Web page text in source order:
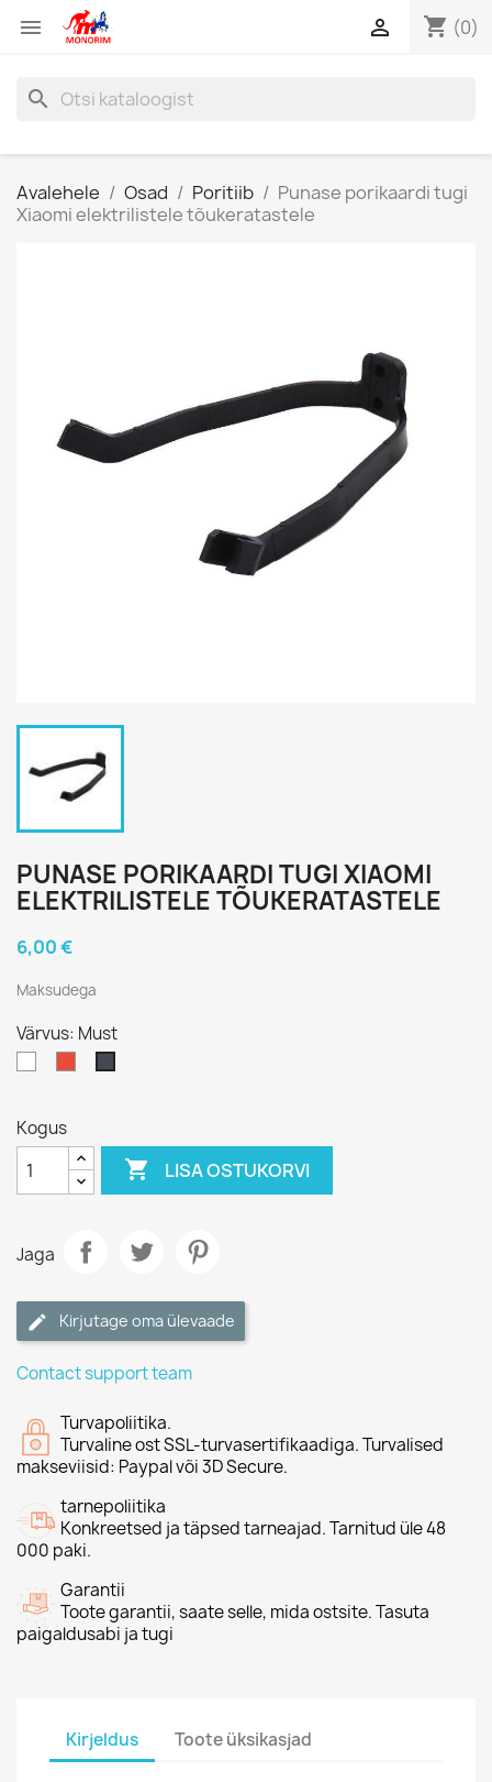
 shopping_cart (0)

search
Avalehele Osad Poritiib
Punase porikaardi tugi
Xiaomi elektrilistele tõukeratastele
PUNASE PORIKAARDI TUGI XIAOMI
ELEKTRILISTELE TÕUKERATASTELE
6,00 €
Maksudega
Värvus: Must
Kogus
 LISA OSTUKORVI
Jaga
Kirjutage oma ülevaade
Contact support team
Turvapoliitika.
Turvaline ost SSL-turvasertifikaadiga. Turvalised
makseviisid: Paypal või 3D Secure.
tarnepoliitika
Konkreetsed ja täpsed tarneajad. Tarnitud üle 48
000 paki.
Garantii
Toote garantii, saate selle, mida ostsite. Tasuta
paigaldusabi ja tugi
Kirjeldus Toote üksikasjad